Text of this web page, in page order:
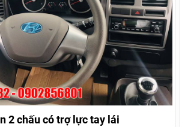
2 chấu có trợ lực tay lái